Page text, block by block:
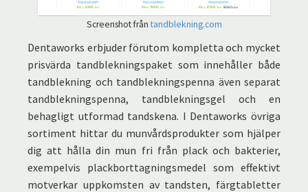
Screenshot fråntandblekning.com
Dentaworks erbjuder förutom kompletta och mycket
prisvärda tandblekningspaket som innehåller både
tandblekning och tandblekningspenna även separat
tandblekningspenna, tandblekningsgel och en
behagligt utformad tandskena. I Dentaworks övriga
sortiment hittar du munvårdsprodukter som hjälper
dig att hålla din mun fri från plack och bakterier,
exempelvis plackborttagningsmedel som effektivt
motverkar uppkomsten av tandsten, färgtabletter